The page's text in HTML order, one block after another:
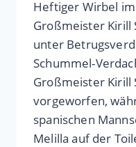
Heftiger Wirbel im
Großmeister Kirill
unter
Schummel-
Großmeister Kirill
vorgeworfen,
spanischen
Melilla auf der